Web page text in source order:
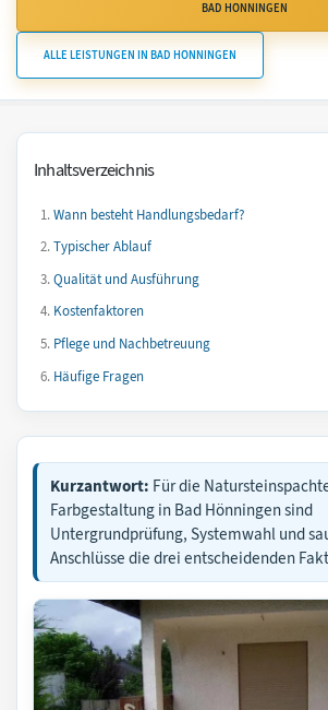
BAD HÖNNINGEN
ALLE LEISTUNGEN IN BAD HÖNNINGEN
Inhaltsverzeichnis
Wann besteht Handlungsbedarf?
Typischer Ablauf
Qualität und Ausführung
Kostenfaktoren
Pflege und Nachbetreuung
Häufige Fragen
Kurzantwort: Für die
Farbgestaltung in Bad Hönningen sind
Untergrundprüfung, Systemwahl und
Anschlüsse die drei entscheidenden